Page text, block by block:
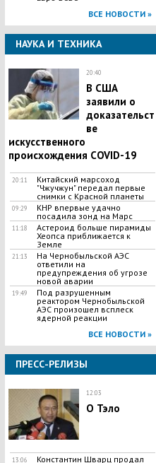
ВСЕ НОВОСТИ »
НАУКА И ТЕХНИКА
20:40
В США
заявили о
доказательст
ве
искусственного
происхождения COVID-19
20:11
Китайский марсоход
"Чжучжун" передал первые
снимки с Красной планеты
09:29
КНР впервые удачно
посадила зонд на Марс
11:18
Астероид больше пирамиды
Хеопса приближается к
Земле
21:13
На Чернобыльской АЭС
ответили на
предупреждения об угрозе
новой аварии
19:49
Под разрушенным
реактором Чернобыльской
АЭС произошел всплеск
ядерной реакции
ВСЕ НОВОСТИ »
ПРЕСС-РЕЛИЗЫ
12:03
О Тэло
13:06
Константин Шварц продал